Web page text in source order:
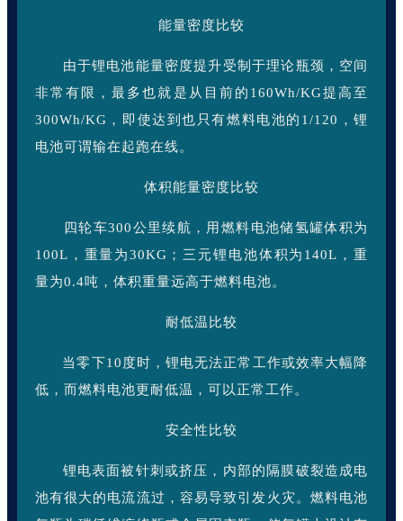
能量密度比较
由于锂电池能量密度提升受制于理论瓶颈，空间
非常有限，最多也就是从目前的160Wh/KG提高至
300Wh/KG，即使达到也只有燃料电池的1/120，锂
电池可谓输在起跑在线。
体积能量密度比较
四轮车300公里续航，用燃料电池储氢罐体积为
100L，重量为30KG；三元锂电池体积为140L，重
量为0.4吨，体积重量远高于燃料电池。
耐低温比较
当零下10度时，锂电无法正常工作或效率大幅降
低，而燃料电池更耐低温，可以正常工作。
安全性比较
锂电表面被针刺或挤压，内部的隔膜破裂造成电
池有很大的电流流过，容易导致引发火灾。燃料电池